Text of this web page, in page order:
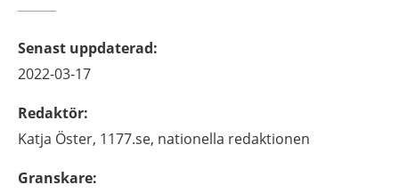
Senast uppdaterad:
2022-03-17
Redaktör:
Katja Öster, 1177.se, nationella redaktionen
Granskare: